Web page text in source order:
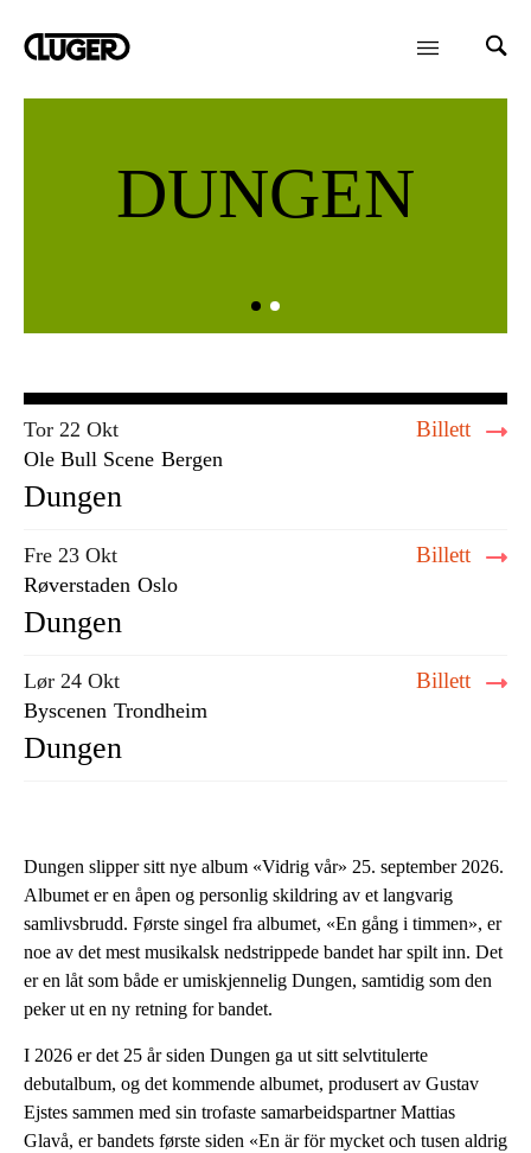
DUNGEN
Tor 22 Okt
Ole Bull Scene Bergen
Billett
Dungen
Fre 23 Okt
Røverstaden Oslo
Billett
Dungen
Lør 24 Okt
Byscenen Trondheim
Billett
Dungen
Dungen slipper sitt nye album «Vidrig vår» 25. september 2026.
Albumet er en åpen og personlig skildring av et langvarig
samlivsbrudd. Første singel fra albumet, «En gång i timmen», er
noe av det mest musikalsk nedstrippede bandet har spilt inn. Det
er en låt som både er umiskjennelig Dungen, samtidig som den
peker ut en ny retning for bandet.
I 2026 er det 25 år siden Dungen ga ut sitt selvtitulerte
debutalbum, og det kommende albumet, produsert av Gustav
Ejstes sammen med sin trofaste samarbeidspartner Mattias
Glavå, er bandets første siden «En är för mycket och tusen aldrig